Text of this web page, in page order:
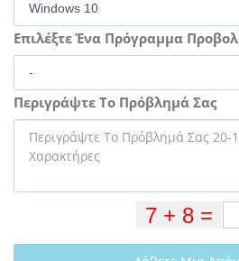
Επιλέξτε Ένα Πρόγραμμα
Περιγράψτε Το Πρόβλημά Σας